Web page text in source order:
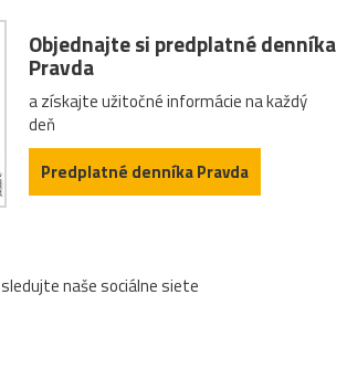
Objednajte si predplatné denníka
Pravda
a získajte užitočné informácie na každý
deň
Predplatné denníka Pravda
sledujte naše sociálne siete